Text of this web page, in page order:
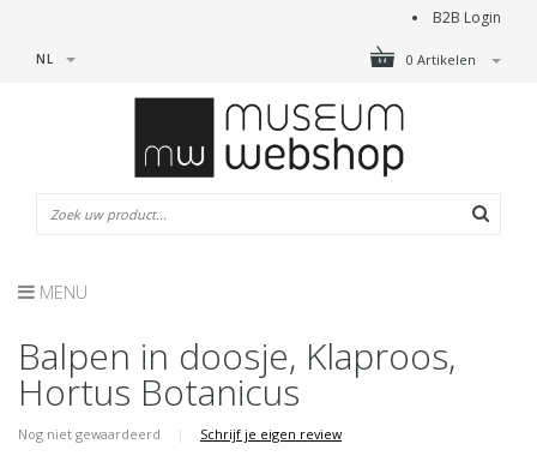
B2B Login
0 Artikelen
NL
MENU
Balpen in doosje, Klaproos,
Hortus Botanicus
Nog niet gewaardeerd | Schrijf je eigen review